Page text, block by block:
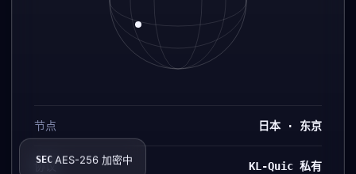
SEC AES-256 加密中
节点 日本 · 东京
协议 KL-Quic 私有